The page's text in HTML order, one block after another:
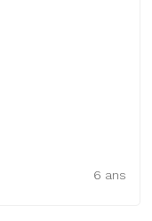
6 ans